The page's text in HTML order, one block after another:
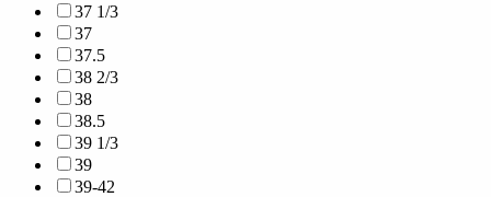
37 1/3
37
37.5
38 2/3
38
38.5
39 1/3
39
39-42